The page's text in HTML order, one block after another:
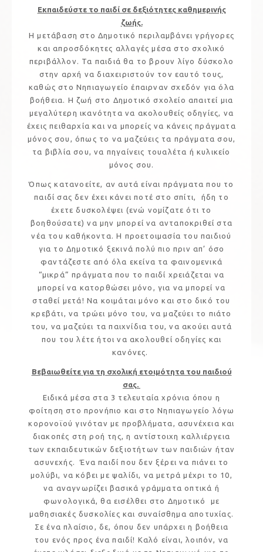
Εκπαιδεύστε το παιδί σε δεξιότητες καθημερινής
ζωής.
Η μετάβαση στο Δημοτικό περιλαμβάνει γρήγορες
και απροσδόκητες αλλαγές μέσα στο σχολικό
περιβάλλον. Τα παιδιά θα το βρουν λίγο δύσκολο
στην αρχή να διαχειριστούν τον εαυτό τους,
καθώς στο Νηπιαγωγείο έπαιρναν σχεδόν για όλα
βοήθεια. Η ζωή στο Δημοτικό σχολείο απαιτεί μια
μεγαλύτερη ικανότητα να ακολουθείς οδηγίες, να
έχεις πειθαρχία και να μπορείς να κάνεις πράγματα
μόνος σου, όπως το να μαζεύεις τα πράγματα σου,
τα βιβλία σου, να πηγαίνεις τουαλέτα ή κυλικείο
μόνος σου.
Όπως κατανοείτε, αν αυτά είναι πράγματα που το
παιδί σας δεν έχει κάνει ποτέ στο σπίτι, ήδη το
έχετε δυσκολέψει (ενώ νομίζατε ότι το
βοηθούσατε) να μην μπορεί να ανταποκριθεί στα
νέα του καθήκοντα. Η προετοιμασία του παιδιού
για το Δημοτικό ξεκινά πολύ πιο πριν απ’ όσο
φαντάζεστε από όλα εκείνα τα φαινομενικά
“μικρά” πράγματα που το παιδί χρειάζεται να
μπορεί να κατορθώσει μόνο, για να μπορεί να
σταθεί μετά! Να κοιμάται μόνο και στο δικό του
κρεβάτι, να τρώει μόνο του, να μαζεύει το πιάτο
του, να μαζεύει τα παιχνίδια του, να ακούει αυτά
που του λέτε ήτοι να ακολουθεί οδηγίες και
κανόνες.
Βεβαιωθείτε για τη σχολική ετοιμότητα του παιδιού
σας.
Ειδικά μέσα στα 3 τελευταία χρόνια όπου η
φοίτηση στο προνήπιο και στο Νηπιαγωγείο λόγω
κορονοϊού γινόταν με προβλήματα, ασυνέχεια και
διακοπές στη ροή της, η αντίστοιχη καλλιέργεια
των εκπαιδευτικών δεξιοτήτων των παιδιών ήταν
ασυνεχής. Ένα παιδί που δεν ξέρει να πιάνει το
μολύβι, να κόβει με ψαλίδι, να μετρά μέχρι το 10,
να αναγνωρίζει βασικά γράμματα οπτικά ή
φωνολογικά, θα εισέλθει στο Δημοτικό με
μαθησιακές δυσκολίες και συναίσθημα αποτυχίας.
Σε ένα πλαίσιο, δε, όπου δεν υπάρχει η βοήθεια
του ενός προς ένα παιδί! Καλό είναι, λοιπόν, να